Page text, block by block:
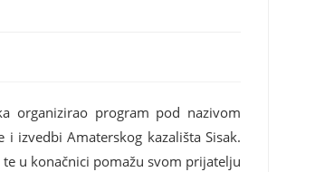
organizirao program pod nazivom
izvedbi Amaterskog kazališta Sisak.
u konačnici pomažu svom prijatelju